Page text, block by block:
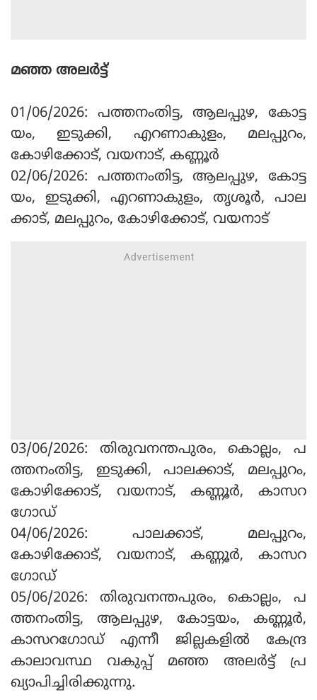
മഞ്ഞ അലര്‍ട്ട്
01/06/2026: പത്തനംതിട്ട, ആലപ്പുഴ, കോട്ട
യം, ഇടുക്കി, എറണാകുളം, മലപ്പുറം,
കോഴിക്കോട്, വയനാട്, കണ്ണൂര്‍
02/06/2026: പത്തനംതിട്ട, ആലപ്പുഴ, കോട്ട
യം, ഇടുക്കി, എറണാകുളം, തൃശൂര്‍, പാല
ക്കാട്, മലപ്പുറം, കോഴിക്കോട്, വയനാട്
03/06/2026: തിരുവനന്തപുരം, കൊല്ലം, പ
ത്തനംതിട്ട, ഇടുക്കി, പാലക്കാട്, മലപ്പുറം,
കോഴിക്കോട്, വയനാട്, കണ്ണൂര്‍, കാസറ
ഗോഡ്
04/06/2026: പാലക്കാട്, മലപ്പുറം,
കോഴിക്കോട്, വയനാട്, കണ്ണൂര്‍, കാസറ
ഗോഡ്
05/06/2026: തിരുവനന്തപുരം, കൊല്ലം, പ
ത്തനംതിട്ട, ആലപ്പുഴ, കോട്ടയം, കണ്ണൂര്‍,
കാസറഗോഡ് എന്നീ ജില്ലകളില്‍ കേന്ദ്ര
കാലാവസ്ഥ വകുപ്പ് മഞ്ഞ അലര്‍ട്ട് പ്ര
ഖ്യാപിച്ചിരിക്കുന്നു.